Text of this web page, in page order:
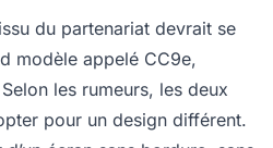
du partenariat devrait se
modèle appelé CC9e,
les rumeurs, les deux
pour un design différent.